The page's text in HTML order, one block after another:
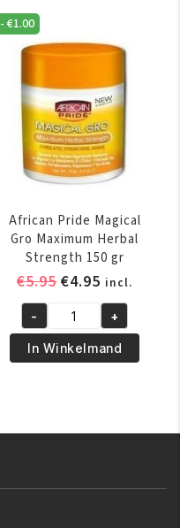
Stimulator
200
ml
-€1.00
African Pride Magical
Gro Maximum Herbal
Strength 150 gr
€5.95
was:
€5.95.
€4.95 Huidige
prijs
is:
€4.95.
incl.
African
Pride
Magical
Herbal
gr
- +
In Winkelmand